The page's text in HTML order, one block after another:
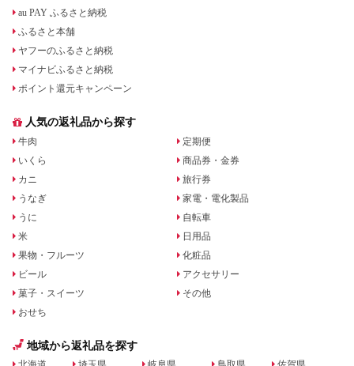
au PAY ふるさと納税
ふるさと本舗
ヤフーのふるさと納税
マイナビふるさと納税
ポイント還元キャンペーン
人気の返礼品から探す
牛肉
いくら
カニ
うなぎ
うに
米
果物・フルーツ
ビール
菓子・スイーツ
おせち
定期便
商品券・金券
旅行券
家電・電化製品
自転車
日用品
化粧品
アクセサリー
その他
地域から返礼品を探す